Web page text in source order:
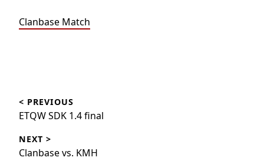
Clanbase Match
< PREVIOUS
ETQW SDK 1.4 final
NEXT >
Clanbase vs. KMH